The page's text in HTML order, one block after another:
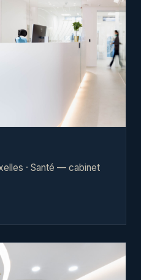
· Santé — cabinet